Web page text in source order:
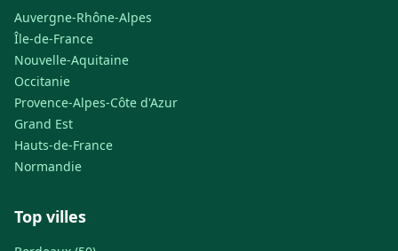
Auvergne-Rhône-Alpes
Île-de-France
Nouvelle-Aquitaine
Occitanie
Provence-Alpes-Côte d'Azur
Grand Est
Hauts-de-France
Normandie
Top villes